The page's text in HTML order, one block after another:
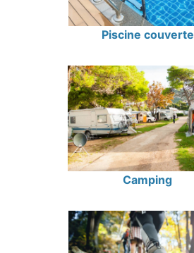
Piscine couverte
Camping